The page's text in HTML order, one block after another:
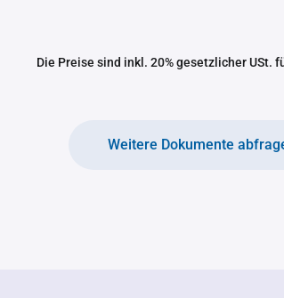
Die Preise sind inkl. 20% gesetzlicher USt.
Weitere Dokumente